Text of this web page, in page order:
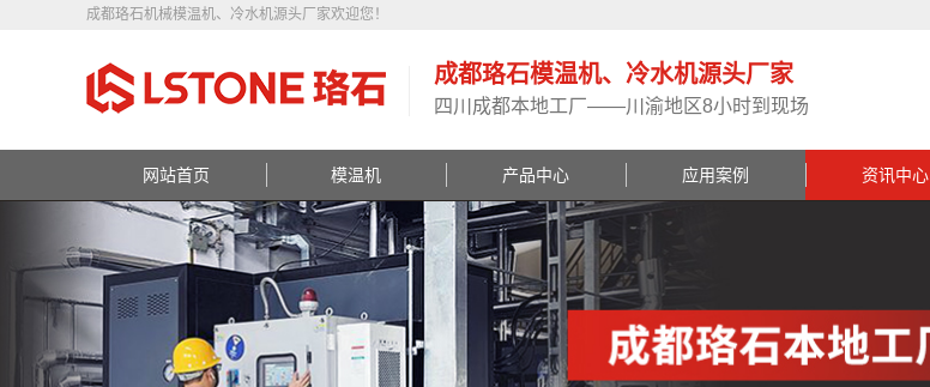
成都珞石机械模温机、冷水机源头厂家欢迎您！
成都珞石模温机、冷水机源头厂家
四川成都本地工厂——川渝地区8小时到现场
网站首页 模温机 产品中心 应用案例 资讯中心